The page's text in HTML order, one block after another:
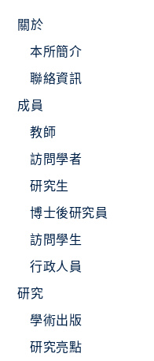
關於
本所簡介
聯絡資訊
成員
教師
訪問學者
研究生
博士後研究員
訪問學生
行政人員
研究
學術出版
研究亮點